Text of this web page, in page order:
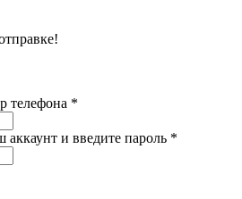
телефона *
аккаунт и введите пароль *